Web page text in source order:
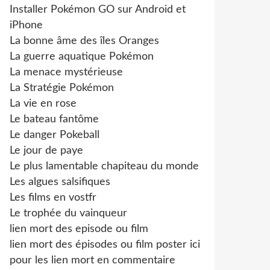
Installer Pokémon GO sur Android et
iPhone
La bonne âme des îles Oranges
La guerre aquatique Pokémon
La menace mystérieuse
La Stratégie Pokémon
La vie en rose
Le bateau fantôme
Le danger Pokeball
Le jour de paye
Le plus lamentable chapiteau du monde
Les algues salsifiques
Les films en vostfr
Le trophée du vainqueur
lien mort des episode ou film
lien mort des épisodes ou film poster ici
pour les lien mort en commentaire